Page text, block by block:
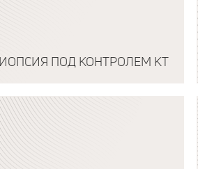
ПОД КОНТРОЛЕМ КТ